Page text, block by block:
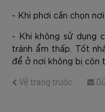
- Khi phơi cần chọn
- Khi không sử dụng
tránh ẩm thấp. Tốt
để ở nơi không bị côn
Về trang trước